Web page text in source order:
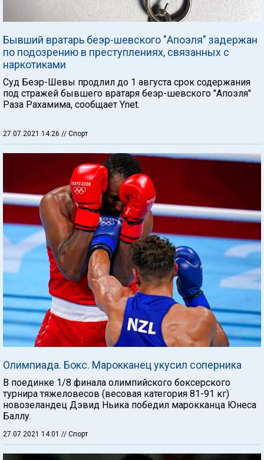
Бывший вратарь беэр-шевского "Апоэля" задержан
по подозрению в преступлениях, связанных с
наркотиками
Суд Беэр-Шевы продлил до 1 августа срок содержания
под стражей бывшего вратаря беэр-шевского "Апоэля"
Раза Рахамима, сообщает Ynet.
27.07.2021 14:26 // Спорт
Олимпиада. Бокс. Марокканец укусил соперника
В поединке 1/8 финала олимпийского боксерского
турнира тяжеловесов (весовая категория 81-91 кг)
новозеландец Дэвид Ньика победил марокканца Юнеса
Баллу.
27.07.2021 14:01 // Спорт